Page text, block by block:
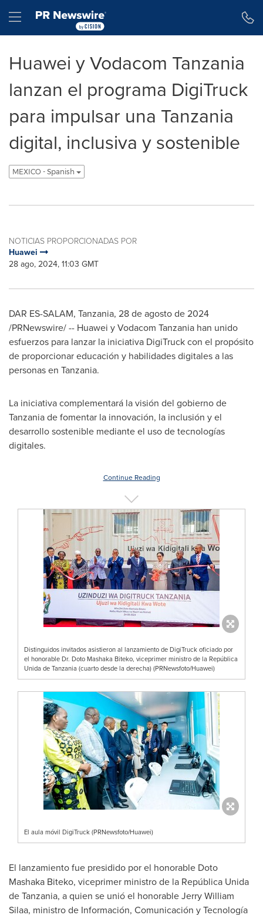
Hamburger menu
Huawei y Vodacom Tanzania
lanzan el programa DigiTruck
para impulsar una Tanzania
digital, inclusiva y sostenible
MEXICO - Spanish
NOTICIAS PROPORCIONADAS POR
Huawei
28 ago, 2024, 11:03 GMT
DAR ES-SALAM, Tanzania, 28 de agosto de 2024
/PRNewswire/ -- Huawei y Vodacom Tanzania han unido
esfuerzos para lanzar la iniciativa DigiTruck con el propósito
de proporcionar educación y habilidades digitales a las
personas en Tanzania.
La iniciativa complementará la visión del gobierno de
Tanzaniade fomentar la innovación, la inclusión y el
desarrollo sostenible mediante el uso de tecnologías
digitales.
Continue Reading
Distinguidos invitados asistieron al lanzamiento de DigiTruck oficiado por
el honorable Dr. Doto Mashaka Biteko, viceprimer ministro de la República
Unida de Tanzania (cuarto desde la derecha) (PRNewsfoto/Huawei)
El aula móvil DigiTruck (PRNewsfoto/Huawei)
El lanzamiento fue presidido por el honorable Doto
Mashaka Biteko, viceprimer ministro de la República Unida
deTanzania, a quien se unió el honorable Jerry William
Silaa, ministro de Información, Comunicación y Tecnología